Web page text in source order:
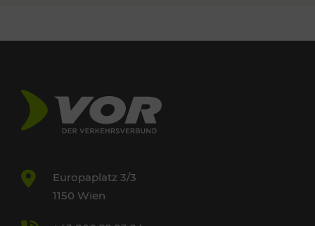
Europaplatz 3/3
1150 Wien